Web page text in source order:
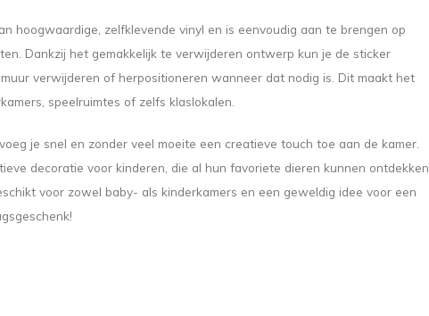
hoogwaardige, zelfklevende vinyl en is eenvoudig aan te brengen op
Dankzij het gemakkelijk te verwijderen ontwerp kun je de sticker
verwijderen of herpositioneren wanneer dat nodig is. Dit maakt het
speelruimtes of zelfs klaslokalen.
je snel en zonder veel moeite een creatieve touch toe aan de kamer.
decoratie voor kinderen, die al hun favoriete dieren kunnen ontdekken
voor zowel baby- als kinderkamers en een geweldig idee voor een